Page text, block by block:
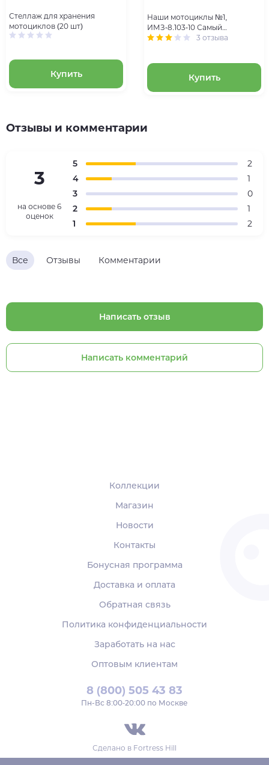
Стеллаж для хранения
мотоциклов (20 шт)
Купить
Наши мотоциклы №1,
ИМЗ-8.103-10 Самый
Популярный Оппозит
3 отзыва
Купить
Отзывы и комментарии
Все Отзывы Комментарии
Написать отзыв
Написать комментарий
3
на основе 6
оценок
5
2
4
1
3
0
2
1
1
2
8 (800) 505 43 83
Пн‑Вс 8:00-20:00 по Москве
Сделано в Fortress Hill
Коллекции
Магазин
Новости
Контакты
Бонусная программа
Доставка и оплата
Обратная связь
Политика конфиденциальности
Заработать на нас
Оптовым клиентам